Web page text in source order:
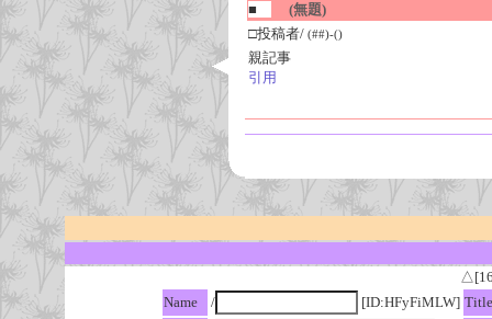
■
(無題)
□投稿者/ (##)-()
親記事
引用
Name
/ [ID:HFyFiMLW] Title